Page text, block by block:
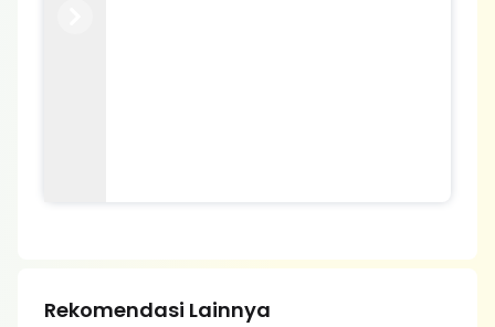
Rekomendasi Lainnya